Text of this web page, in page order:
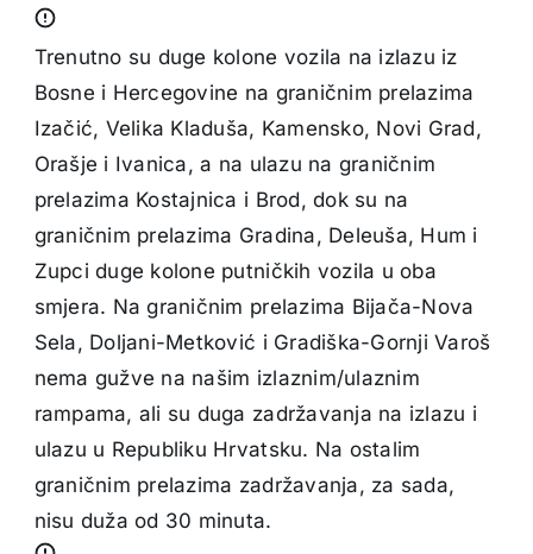
Trenutno su duge kolone vozila na izlazu iz
Bosne i Hercegovine na graničnim prelazima
Izačić, Velika Kladuša, Kamensko, Novi Grad,
Orašje i Ivanica, a na ulazu na graničnim
prelazima Kostajnica i Brod, dok su na
graničnim prelazima Gradina, Deleuša, Hum i
Zupci duge kolone putničkih vozila u oba
smjera. Na graničnim prelazima Bijača-Nova
Sela, Doljani-Metković i Gradiška-Gornji Varoš
nema gužve na našim izlaznim/ulaznim
rampama, ali su duga zadržavanja na izlazu i
ulazu u Republiku Hrvatsku. Na ostalim
graničnim prelazima zadržavanja, za sada,
nisu duža od 30 minuta.